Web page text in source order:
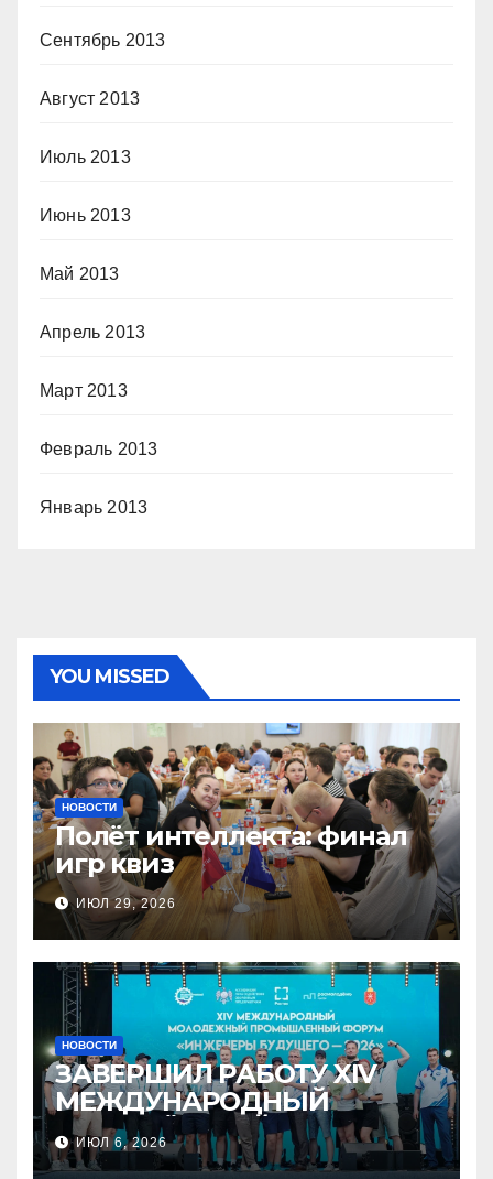
Сентябрь 2013
Август 2013
Июль 2013
Июнь 2013
Май 2013
Апрель 2013
Март 2013
Февраль 2013
Январь 2013
YOU MISSED
НОВОСТИ
Полёт интеллекта: финал
игр квиз
ИЮЛ 29, 2026
НОВОСТИ
ЗАВЕРШИЛ РАБОТУ XIV
МЕЖДУНАРОДНЫЙ
МОЛОДЁЖНЫЙ
ПРОМЫШЛЕННЫЙ ФОРУМ
ИЮЛ 6, 2026